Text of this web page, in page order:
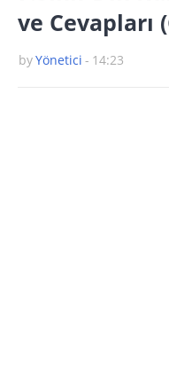
ve Cevapları
byYönetici - 14:23